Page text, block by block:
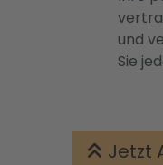
und
Sie
Jetzt